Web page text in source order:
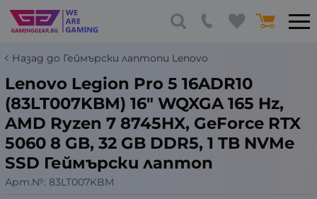
Назад до Геймърски лаптопи Lenovo
Lenovo Legion Pro 5 16ADR10
(83LT007KBM) 16" WQXGA 165 Hz,
AMD Ryzen 7 8745HX, GeForce RTX
5060 8 GB, 32 GB DDR5, 1 TB NVMe
SSD Геймърски лаптоп
Арт.№: 83LT007KBM